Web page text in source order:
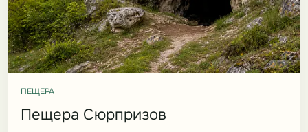
ПЕЩЕРА
Пещера Сюрпризов